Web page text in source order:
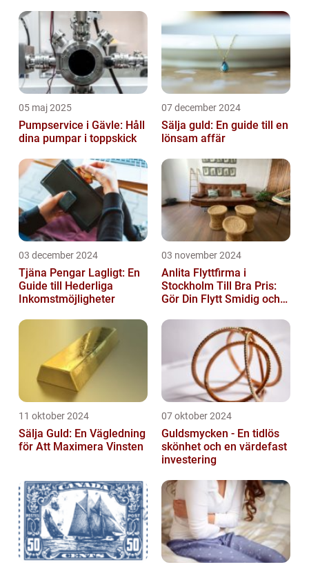
05 maj 2025
Pumpservice i Gävle: Håll
dina pumpar i toppskick
07 december 2024
Sälja guld: En guide till en
lönsam affär
03 december 2024
Tjäna Pengar Lagligt: En
Guide till Hederliga
Inkomstmöjligheter
03 november 2024
Anlita Flyttfirma i
Stockholm Till Bra Pris:
Gör Din Flytt Smidig och
11 oktober 2024
Sälja Guld: En Vägledning
för Att Maximera Vinsten
07 oktober 2024
Guldsmycken - En tidlös
skönhet och en värdefast
investering